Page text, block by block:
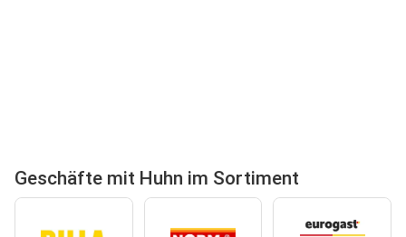
Geschäfte mit Huhn im Sortiment